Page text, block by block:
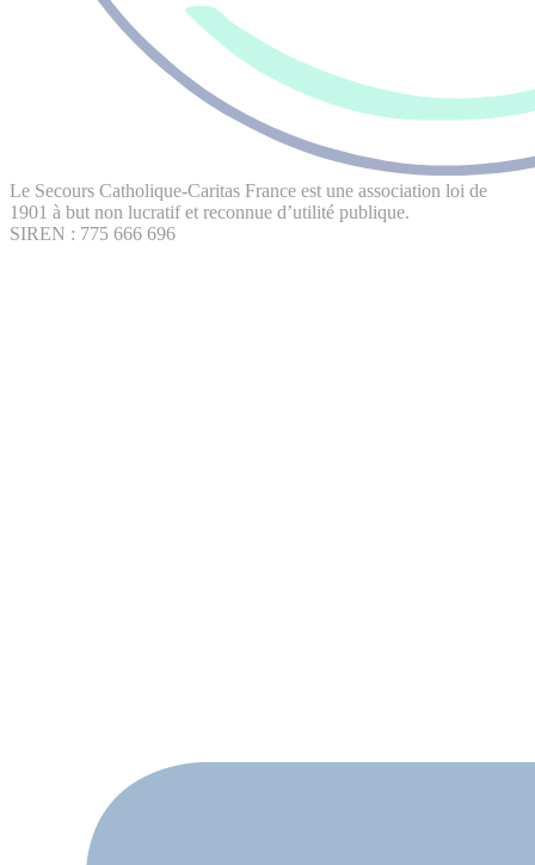
Le Secours Catholique-Caritas France est une association loi de
1901 à but non lucratif et reconnue d’utilité publique.
SIREN : 775 666 696